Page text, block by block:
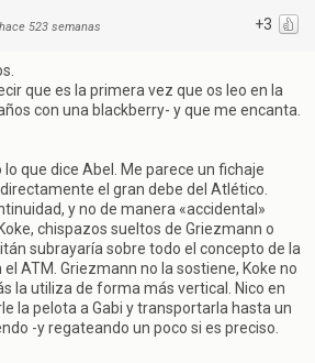
+3
hace 523 semanas
que es la primera vez que os leo en la
con una blackberry- y que me encanta.
que dice Abel. Me parece un fichaje
el gran debe del Atlético.
y no de manera «accidental»
chispazos sueltos de Griezmann o
subrayaría sobre todo el concepto de la
ATM. Griezmann no la sostiene, Koke no
la utiliza de forma más vertical. Nico en
la pelota a Gabi y transportarla hasta un
-y regateando un poco si es preciso.